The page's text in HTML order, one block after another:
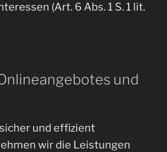
(Art. 6 Abs. 1 S. 1 lit.
und
und effizient
wir die Leistungen